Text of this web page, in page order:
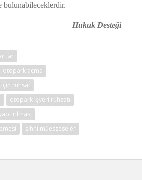
bulunabileceklerdir.
Hukuk Desteği
otopark açma
ruhsat
otopark işyeri ruhsatı
sıhhi müesseseler